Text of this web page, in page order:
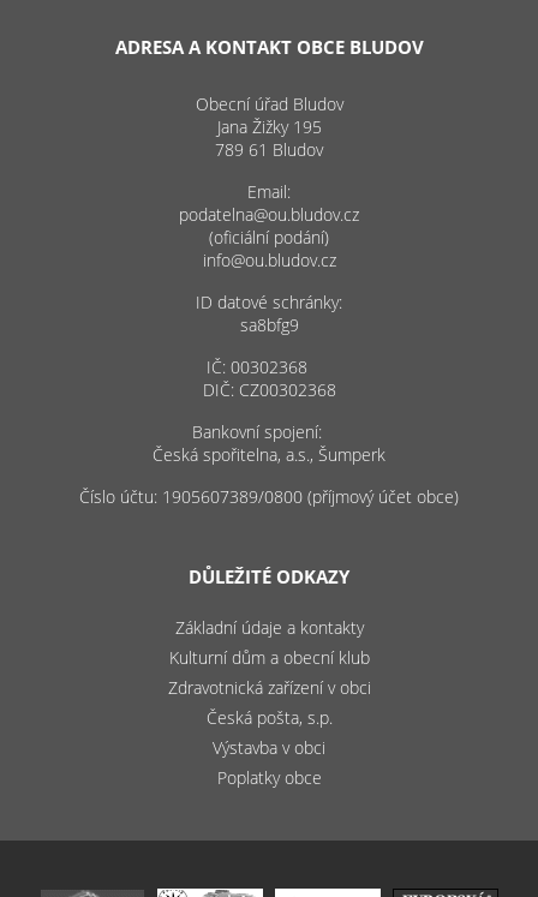
ADRESA A KONTAKT OBCE BLUDOV
Obecní úřad Bludov
Jana Žižky 195
789 61 Bludov
Email:
podatelna@ou.bludov.cz
(oficiální podání)
info@ou.bludov.cz
ID datové schránky:
sa8bfg9
IČ: 00302368
DIČ: CZ00302368
Bankovní spojení:
Česká spořitelna, a.s., Šumperk
Číslo účtu: 1905607389/0800 (příjmový účet obce)
DŮLEŽITÉ ODKAZY
Základní údaje a kontakty
Kulturní dům a obecní klub
Zdravotnická zařízení v obci
Česká pošta, s.p.
Výstavba v obci
Poplatky obce